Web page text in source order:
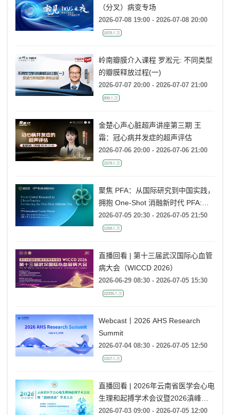
（分叉）病变专场
2026-07-08 19:00 - 2026-07-08 20:00
1878人次
岭南瓣膜介入课程 罗淞元: 不同类型
的瓣膜释放过程(一)
2026-07-07 20:00 - 2026-07-07 21:00
890人次
金楚心声心脏超声讲座第三期 王
霜：冠心病并发症的超声评估
2026-07-06 20:00 - 2026-07-06 21:00
1579人次
聚焦 PFA：从国际研究到中国实践，
拥抱 One-Shot 消融新时代 PFA:
From Global Research to China
Practice, Embracing the One-Shot
题会
2026-07-05 20:30 - 2026-07-05 21:50
1259人次
直播回看 | 第十三届武汉国际心血管
病大会（WICCD 2026）
2026-06-29 08:30 - 2026-07-05 15:30
22335人次
Webcast丨2026 AHS Research
Summit
2026-07-04 08:30 - 2026-07-05 12:50
1317人次
直播回看 | 2026年云南省医学会心电
生理和起搏学术会议暨2026滇峰律
动学术大会
2026-07-03 09:00 - 2026-07-05 12:00